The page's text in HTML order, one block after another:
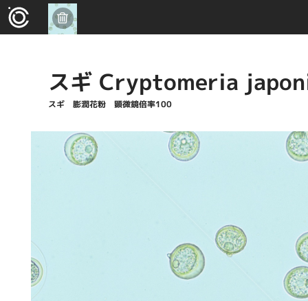
スギ Cryptomeria
スギ 膨潤花粉 顕微鏡倍率100